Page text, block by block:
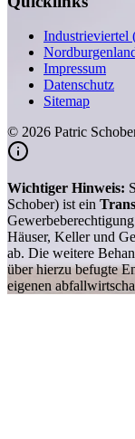
Industrieviertel
Impressum
Datenschutz
Sitemap
© 2026 Patric
Wichtiger Hinweis:
Schober) ist ein
Häuser, Keller und
ab. Die weitere
über hierzu befugte
eigenen